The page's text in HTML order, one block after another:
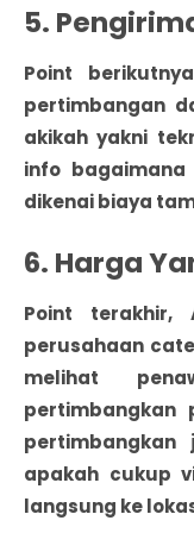
5.
Point
pertimbangan
akikah yakni
info
dikenai biaya
6. Harga
Point terakhir,
perusahaan
melihat
pertimbangkan
pertimbangkan
apakah cukup
langsung ke